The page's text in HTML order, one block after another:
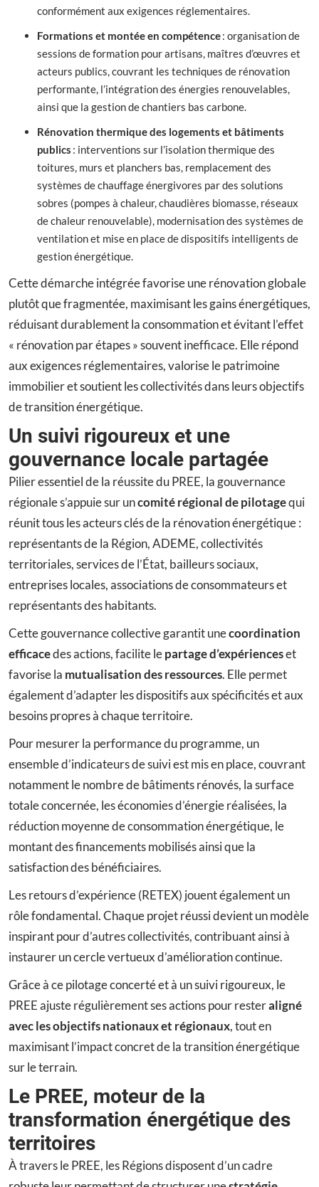
conformément aux exigences réglementaires.
Formations et montée en compétence: organisation de
sessions de formation pour artisans, maîtres d’œuvres et
acteurs publics, couvrant les techniques de rénovation
performante, l’intégration des énergies renouvelables,
ainsi que la gestion de chantiers bas carbone.
Rénovation thermique des logements et bâtiments
publics : interventions sur l’isolation thermique des
toitures, murs et planchers bas, remplacement des
systèmes de chauffage énergivores par des solutions
sobres (pompes à chaleur, chaudières biomasse, réseaux
de chaleur renouvelable), modernisation des systèmes de
ventilation et mise en place de dispositifs intelligents de
gestion énergétique.
Cette démarche intégrée favorise une rénovation globale
plutôt que fragmentée, maximisant les gains énergétiques,
réduisant durablement la consommation et évitant l’effet
« rénovation par étapes » souvent inefficace. Elle répond
aux exigences réglementaires, valorise le patrimoine
immobilier et soutient les collectivités dans leurs objectifs
de transition énergétique.
Un suivi rigoureux et une
gouvernance locale partagée
Pilier essentiel de la réussite du PREE, la gouvernance
régionale s’appuie sur uncomité régional de pilotagequi
réunit tous les acteurs clés de la rénovation énergétique :
représentants de la Région, ADEME, collectivités
territoriales, services de l’État, bailleurs sociaux,
entreprises locales, associations de consommateurs et
représentants des habitants.
Cette gouvernance collective garantit unecoordination
efficacedes actions, facilite lepartage d’expérienceset
favorise la mutualisation des ressources. Elle permet
également d’adapter les dispositifs aux spécificités et aux
besoins propres à chaque territoire.
Pour mesurer la performance du programme, un
ensemble d’indicateurs de suivi est mis en place, couvrant
notamment le nombre de bâtiments rénovés, la surface
totale concernée, les économies d’énergie réalisées, la
réduction moyenne de consommation énergétique, le
montant des financements mobilisés ainsi que la
satisfaction des bénéficiaires.
Les retours d’expérience (RETEX) jouent également un
rôle fondamental. Chaque projet réussi devient un modèle
inspirant pour d’autres collectivités, contribuant ainsi à
instaurer un cercle vertueux d’amélioration continue.
Grâce à ce pilotage concerté et à un suivi rigoureux, le
PREE ajuste régulièrement ses actions pour resteraligné
avec les objectifs nationaux et régionaux, tout en
maximisant l’impact concret de la transition énergétique
sur le terrain.
Le PREE, moteur de la
transformation énergétique des
territoires
À travers le PREE, les Régions disposent d’un cadre